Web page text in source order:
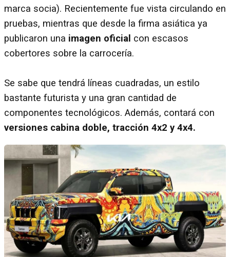
marca socia). Recientemente fue vista circulando en
pruebas, mientras que desde la firma asiática ya
publicaron una imagen oficial con escasos
cobertores sobre la carrocería.
Se sabe que tendrá líneas cuadradas, un estilo
bastante futurista y una gran cantidad de
componentes tecnológicos. Además, contará con
versiones cabina doble, tracción 4x2 y 4x4.